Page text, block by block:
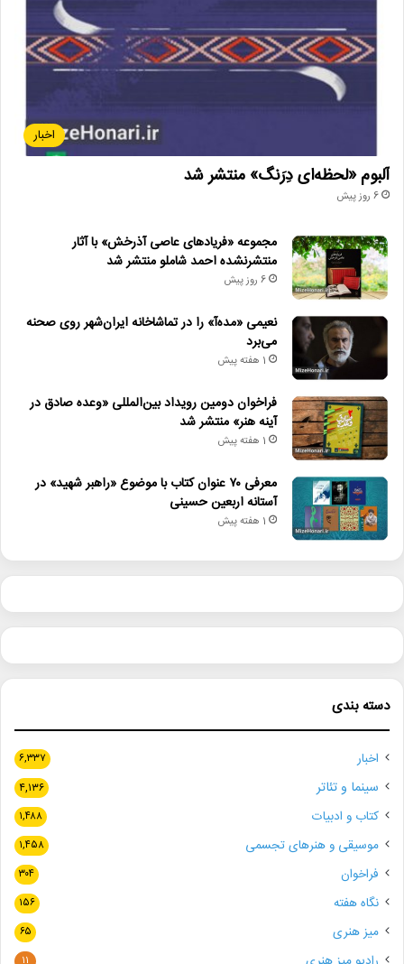
اخبار
آلبوم «لحظه‌ای دِرَنگ» منتشر شد
6 روز پیش
مجموعه «فریادهای عاصی آذرخش» با آثار
منتشرنشده احمد شاملو منتشر شد
6 روز پیش
نعیمی «مده‌آ» را در تماشاخانه ایران‌شهر روی صحنه
می‌برد
1 هفته پیش
فراخوان دومین رویداد بین‌المللی «وعده صادق در
آینه هنر» منتشر شد
1 هفته پیش
معرفی ۷۰ عنوان کتاب با موضوع «راهبر شهید» در
آستانه اربعین حسینی
1 هفته پیش
دسته بندی
اخبار ۶,۳۳۷
سینما و تئاتر ۴,۱۳۶
کتاب و ادبیات ۱,۴۸۸
موسیقی و هنرهای تجسمی ۱,۴۵۸
فراخوان ۳۰۴
نگاه هفته ۱۵۶
میز هنری ۶۵